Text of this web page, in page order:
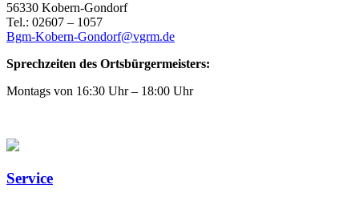
56330 Kobern-Gondorf
Tel.: 02607 – 1057
Bgm-Kobern-Gondorf@vgrm.de
Sprechzeiten des Ortsbürgermeisters:
Montags von 16:30 Uhr – 18:00 Uhr
Service